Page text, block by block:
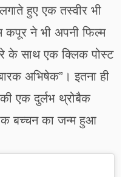
हुए एक तस्वीर भी
ने भी अपनी फिल्म
के साथ एक क्लिक पोस्ट
अभिषेक”। इतना ही
एक दुर्लभ थ्रोबैक
बच्चन का जन्म हुआ